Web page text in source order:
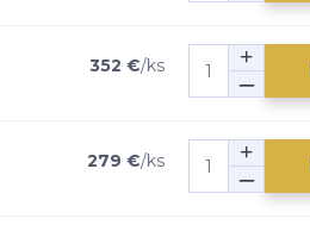
352 €/ks
279 €/ks